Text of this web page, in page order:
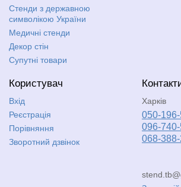
Стенди з державною
символікою України
Медичні стенди
Декор стін
Супутні товари
Користувач
Вхід
Реєстрація
Порівняння
Зворотний дзвінок
Харків
050-
096-
068-